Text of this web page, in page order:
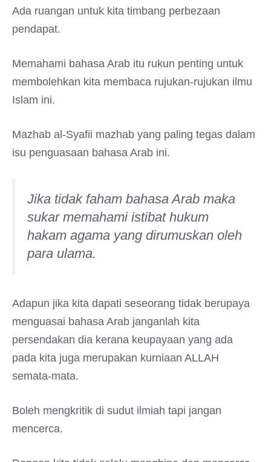
Ada ruangan untuk kita timbang perbezaan
pendapat.
Memahami bahasa Arab itu rukun penting untuk
membolehkan kita membaca rujukan-rujukan ilmu
Islam ini.
Mazhab al-Syafii mazhab yang paling tegas dalam
isu penguasaan bahasa Arab ini.
Jika tidak faham bahasa Arab maka
sukar memahami istibat hukum
hakam agama yang dirumuskan oleh
para ulama.
Adapun jika kita dapati seseorang tidak berupaya
menguasai bahasa Arab janganlah kita
persendakan dia kerana keupayaan yang ada
pada kita juga merupakan kurniaan ALLAH
semata-mata.
Boleh mengkritik di sudut ilmiah tapi jangan
mencerca.